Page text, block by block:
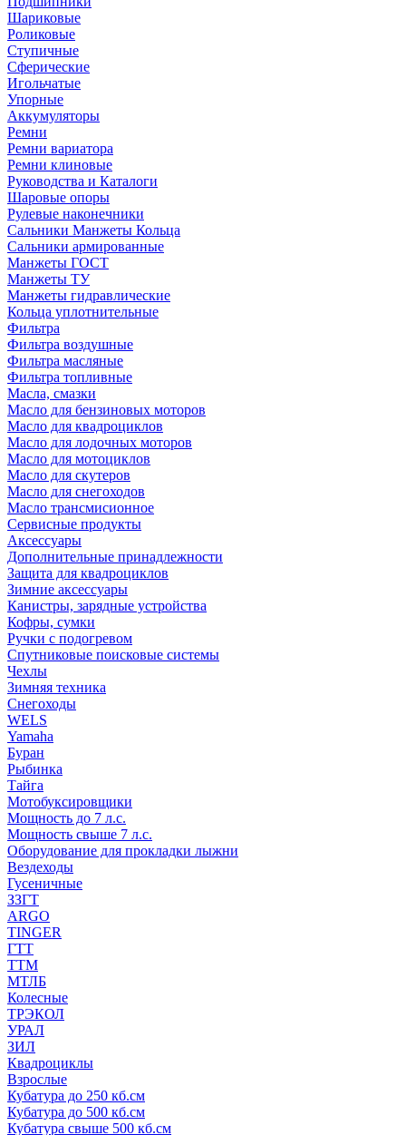
Шариковые
Роликовые
Ступичные
Сферические
Игольчатые
Упорные
Аккумуляторы
Ремни
Ремни вариатора
Ремни клиновые
Руководства и Каталоги
Шаровые опоры
Рулевые наконечники
Сальники Манжеты Кольца
Сальники армированные
Манжеты ГОСТ
Манжеты ТУ
Манжеты гидравлические
Кольца уплотнительные
Фильтра
Фильтра воздушные
Фильтра масляные
Фильтра топливные
Масла, смазки
Масло для бензиновых моторов
Масло для квадроциклов
Масло для лодочных моторов
Масло для мотоциклов
Масло для скутеров
Масло для снегоходов
Масло трансмисионное
Сервисные продукты
Аксессуары
Дополнительные принадлежности
Защита для квадроциклов
Зимние аксессуары
Канистры, зарядные устройства
Кофры, сумки
Ручки с подогревом
Спутниковые поисковые системы
Чехлы
Зимняя техника
Снегоходы
WELS
Yamaha
Буран
Рыбинка
Тайга
Мотобуксировщики
Мощность до 7 л.с.
Мощность свыше 7 л.с.
Оборудование для прокладки лыжни
Вездеходы
Гусеничные
ЗЗГТ
ARGO
TINGER
ГТТ
ТТМ
МТЛБ
Колесные
ТРЭКОЛ
УРАЛ
ЗИЛ
Квадроциклы
Взрослые
Кубатура до 250 кб.см
Кубатура до 500 кб.см
Кубатура свыше 500 кб.см